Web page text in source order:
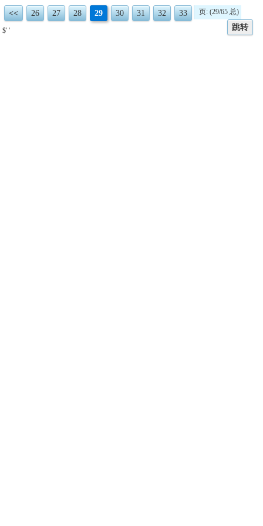
<< 26 27 28 29 30 31 32 33 页: (29/65 总)
跳转
$' '